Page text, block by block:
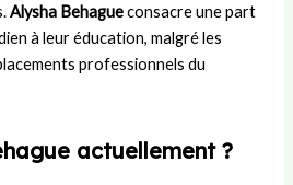
Alysha Behagueconsacre une part
à leur éducation, malgré les
professionnels du
actuellement ?